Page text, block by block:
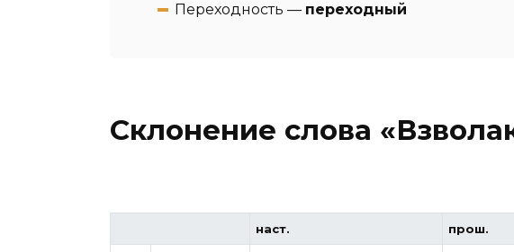
Переходность — переходный
Склонение слова
наст. прош.